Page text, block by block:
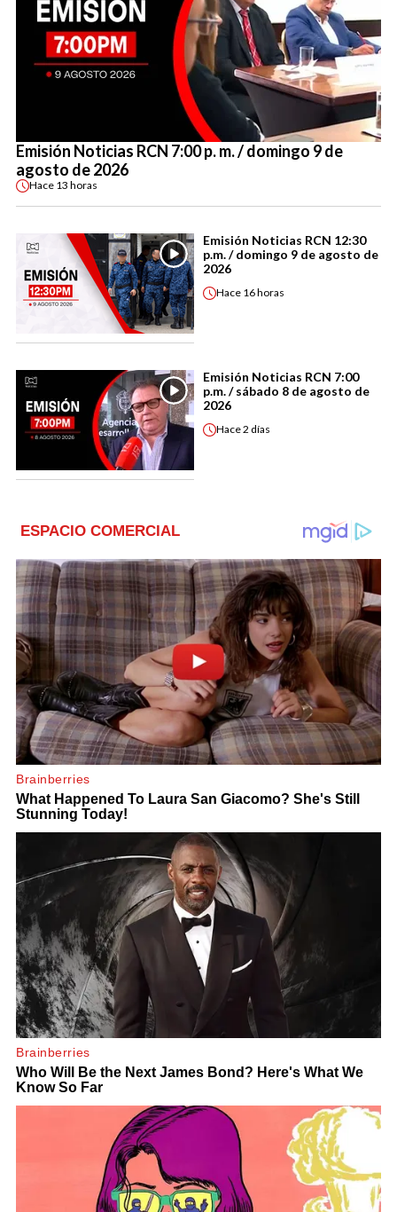
Emisión Noticias RCN 7:00 p. m. / domingo 9 de
agosto de 2026
Hace 13 horas
Emisión Noticias RCN 12:30
p.m. / domingo 9 de agosto de
2026
Hace 16 horas
Emisión Noticias RCN 7:00
p.m. / sábado 8 de agosto de
2026
Hace2 días